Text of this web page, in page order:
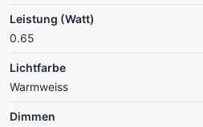
Leistung (Watt)
0.65
Lichtfarbe
Warmweiss
Dimmen